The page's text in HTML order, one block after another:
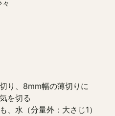
り、8mm幅の薄切りに
を切る
、水（分量外：大さじ1）